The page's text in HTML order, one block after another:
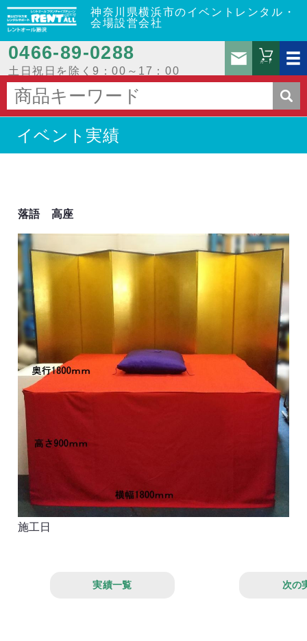
神奈川県横浜市のイベントレンタル・
会場設営会社
0466‐89‐0288
土日祝日を除く9：00～17：00
お問
カート
イベント実績
落語 高座
施工日
実績一覧 次の